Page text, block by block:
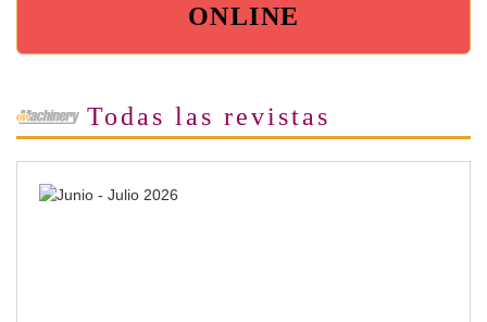
ONLINE
Todas las revistas